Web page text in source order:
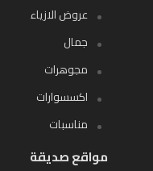
عروض الازياء
جمال
مجوهرات
اكسسوارات
مناسبات
مواقع صديقة